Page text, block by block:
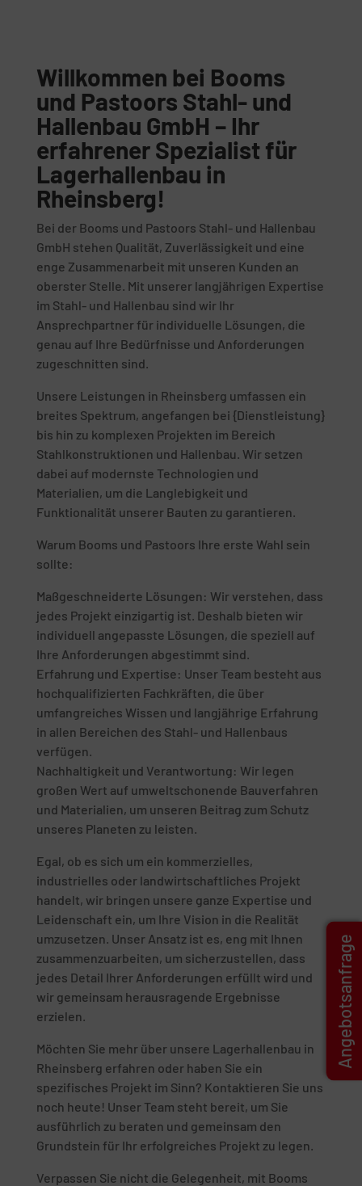
Willkommen bei Booms
und Pastoors Stahl- und
Hallenbau GmbH – Ihr
erfahrener Spezialist für
Lagerhallenbau in
Rheinsberg!
Bei der Booms und Pastoors Stahl- und Hallenbau
GmbH stehen Qualität, Zuverlässigkeit und eine
enge Zusammenarbeit mit unseren Kunden an
oberster Stelle. Mit unserer langjährigen Expertise
im Stahl- und Hallenbau sind wir Ihr
Ansprechpartner für individuelle Lösungen, die
genau auf Ihre Bedürfnisse und Anforderungen
zugeschnitten sind.
Unsere Leistungen in Rheinsberg umfassen ein
breites Spektrum, angefangen bei {Dienstleistung}
bis hin zu komplexen Projekten im Bereich
Stahlkonstruktionen und Hallenbau. Wir setzen
dabei auf modernste Technologien und
Materialien, um die Langlebigkeit und
Funktionalität unserer Bauten zu garantieren.
Warum Booms und Pastoors Ihre erste Wahl sein
sollte:
Maßgeschneiderte Lösungen: Wir verstehen, dass
jedes Projekt einzigartig ist. Deshalb bieten wir
individuell angepasste Lösungen, die speziell auf
Ihre Anforderungen abgestimmt sind.
Erfahrung und Expertise: Unser Team besteht aus
hochqualifizierten Fachkräften, die über
umfangreiches Wissen und langjährige Erfahrung
in allen Bereichen des Stahl- und Hallenbaus
verfügen.
Nachhaltigkeit und Verantwortung: Wir legen
großen Wert auf umweltschonende Bauverfahren
und Materialien, um unseren Beitrag zum Schutz
unseres Planeten zu leisten.
Egal, ob es sich um ein kommerzielles,
industrielles oder landwirtschaftliches Projekt
handelt, wir bringen unsere ganze Expertise und
Leidenschaft ein, um Ihre Vision in die Realität
umzusetzen. Unser Ansatz ist es, eng mit Ihnen
zusammenzuarbeiten, um sicherzustellen, dass
jedes Detail Ihrer Anforderungen erfüllt wird und
wir gemeinsam herausragende Ergebnisse
erzielen.
Möchten Sie mehr über unsere Lagerhallenbau in
Rheinsberg erfahren oder haben Sie ein
spezifisches Projekt im Sinn? Kontaktieren Sie uns
noch heute! Unser Team steht bereit, um Sie
ausführlich zu beraten und gemeinsam den
Grundstein für Ihr erfolgreiches Projekt zu legen.
Verpassen Sie nicht die Gelegenheit, mit Booms
Angebotsanfrage